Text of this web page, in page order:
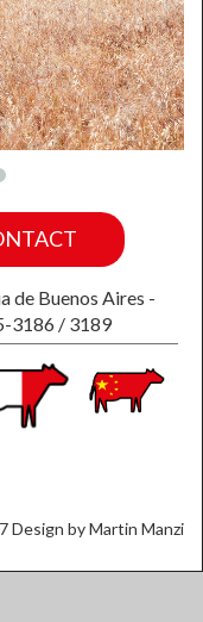
de Buenos Aires -
3186 / 3189
Design by Martin Manzi